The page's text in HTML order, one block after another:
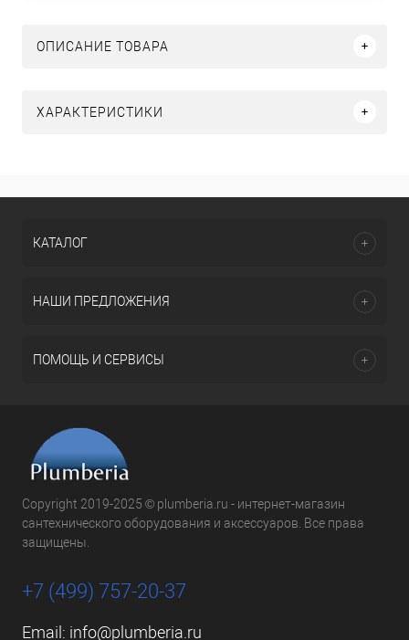
ОПИСАНИЕ ТОВАРА
ХАРАКТЕРИСТИКИ
КАТАЛОГ
НАШИ ПРЕДЛОЖЕНИЯ
ПОМОЩЬ И СЕРВИСЫ
Copyright 2019-2025 © plumberia.ru - интернет-магазин
сантехнического оборудования и аксессуаров. Все права
защищены.
+7 (499) 757-20-37
Email: info@plumberia.ru